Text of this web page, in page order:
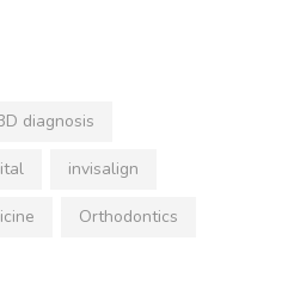
diagnosis
invisalign
Orthodontics